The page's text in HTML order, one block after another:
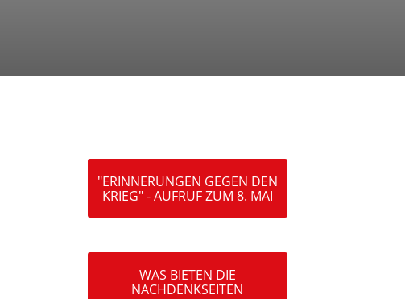
"ERINNERUNGEN GEGEN DEN
KRIEG" - AUFRUF ZUM 8. MAI
WAS BIETEN DIE
NACHDENKSEITEN